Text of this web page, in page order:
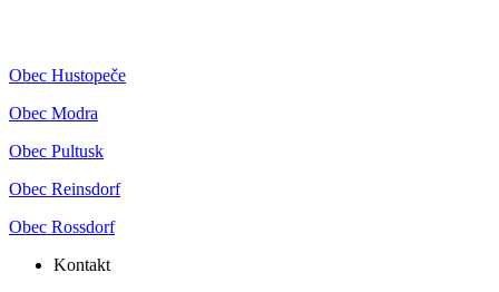
Obec Hustopeče
Obec Modra
Obec Pultusk
Obec Reinsdorf
Obec Rossdorf
Kontakt